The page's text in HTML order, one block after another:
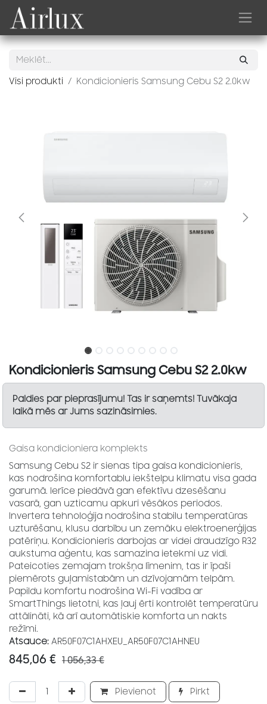
Skip to Content
Visi produkti Kondicionieris Samsung Cebu S2 2.0kw
Kondicionieris Samsung Cebu S2 2.0kw
Paldies par pieprasījumu! Tas ir saņemts! Tuvākaja
laikā mēs ar Jums sazināsimies.
Gaisa kondicioniera komplekts
Samsung Cebu S2 ir sienas tipa gaisa kondicionieris,
kas nodrošina komfortablu iekštelpu klimatu visa gada
garumā. Ierīce piedāvā gan efektīvu dzesēšanu
vasarā, gan uzticamu apkuri vēsākos periodos.
Invertera tehnoloģija nodrošina stabilu temperatūras
uzturēšanu, klusu darbību un zemāku elektroenerģijas
patēriņu. Kondicionieris darbojas ar videi draudzīgo R32
aukstuma aģentu, kas samazina ietekmi uz vidi.
Pateicoties zemajam trokšņa līmenim, tas ir īpaši
piemērots guļamistabām un dzīvojamām telpām.
Papildu komfortu nodrošina Wi-Fi vadība ar
SmartThings lietotni, kas ļauj ērti kontrolēt temperatūru
attālināti, kā arī automātiskie komforta un nakts
režīmi.
Atsauce: AR50F07C1AHXEU_AR50F07C1AHNEU
845,06 € 1 056,33€
Pievienot Pirkt